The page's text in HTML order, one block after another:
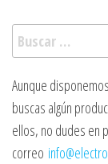
Buscar:
Aunque
buscas algún
ellos, no dudes en
correo